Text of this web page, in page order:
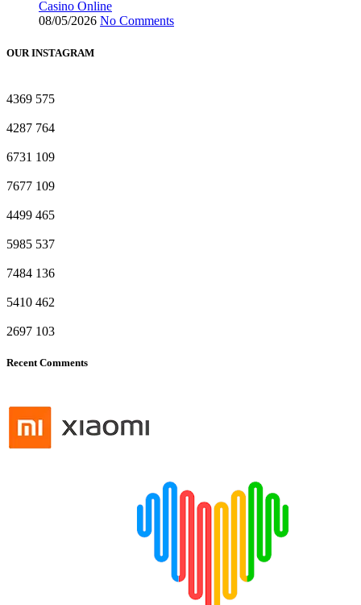
Casino Online
08/05/2026 No Comments
OUR INSTAGRAM
4369 575
4287 764
6731 109
7677 109
4499 465
5985 537
7484 136
5410 462
2697 103
Recent Comments